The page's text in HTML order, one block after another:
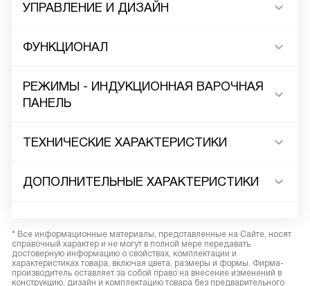
УПРАВЛЕНИЕ И ДИЗАЙН
ФУНКЦИОНАЛ
РЕЖИМЫ - ИНДУКЦИОННАЯ ВАРОЧНАЯ
ПАНЕЛЬ
ТЕХНИЧЕСКИЕ ХАРАКТЕРИСТИКИ
ДОПОЛНИТЕЛЬНЫЕ ХАРАКТЕРИСТИКИ
* Все информационные материалы, представленные на Сайте, носят
справочный характер и не могут в полной мере передавать
достоверную информацию о свойствах, комплектации и
характеристиках товара, включая цвета, размеры и формы. Фирма-
производитель оставляет за собой право на внесение изменений в
конструкцию, дизайн и комплектацию товара без предварительного